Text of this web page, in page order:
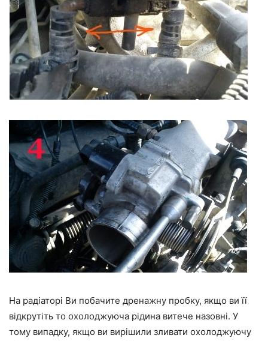
На радіаторі Ви побачите дренажну пробку, якщо ви її
відкрутіть то охолоджуюча рідина витече назовні. У
тому випадку, якщо ви вирішили зливати охолоджуючу